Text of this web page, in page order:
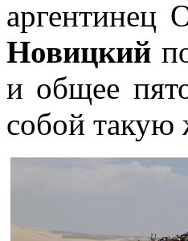
аргентинец
Новицкий
и общее
собой